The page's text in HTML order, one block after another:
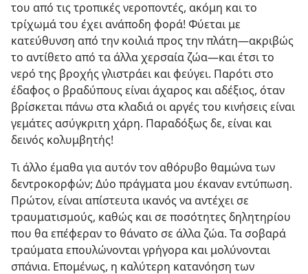
του από τις τροπικές νεροποντές, ακόμη και το
τρίχωμά του έχει ανάποδη φορά! Φύεται με
κατεύθυνση από την κοιλιά προς την πλάτη​—ακριβώς
το αντίθετο από τα άλλα χερσαία ζώα—​και έτσι το
νερό της βροχής γλιστράει και φεύγει. Παρότι στο
έδαφος ο βραδύπους είναι άχαρος και αδέξιος, όταν
βρίσκεται πάνω στα κλαδιά οι αργές του κινήσεις είναι
γεμάτες ασύγκριτη χάρη. Παραδόξως δε, είναι και
δεινός κολυμβητής!
Τι άλλο έμαθα για αυτόν τον αθόρυβο θαμώνα των
δεντροκορφών; Δύο πράγματα μου έκαναν εντύπωση.
Πρώτον, είναι απίστευτα ικανός να αντέχει σε
τραυματισμούς, καθώς και σε ποσότητες δηλητηρίου
που θα επέφεραν το θάνατο σε άλλα ζώα. Τα σοβαρά
τραύματα επουλώνονται γρήγορα και μολύνονται
σπάνια. Επομένως, η καλύτερη κατανόηση των